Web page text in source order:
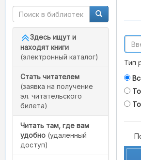
Здесь ищут и
находят книги
(электронный каталог)
Стать читателем
(заявка на получение
эл. читательского
билета)
Читать там, где вам
удобно (удаленный
доступ)
Тип